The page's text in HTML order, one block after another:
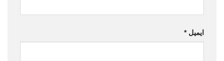
ایمیل*